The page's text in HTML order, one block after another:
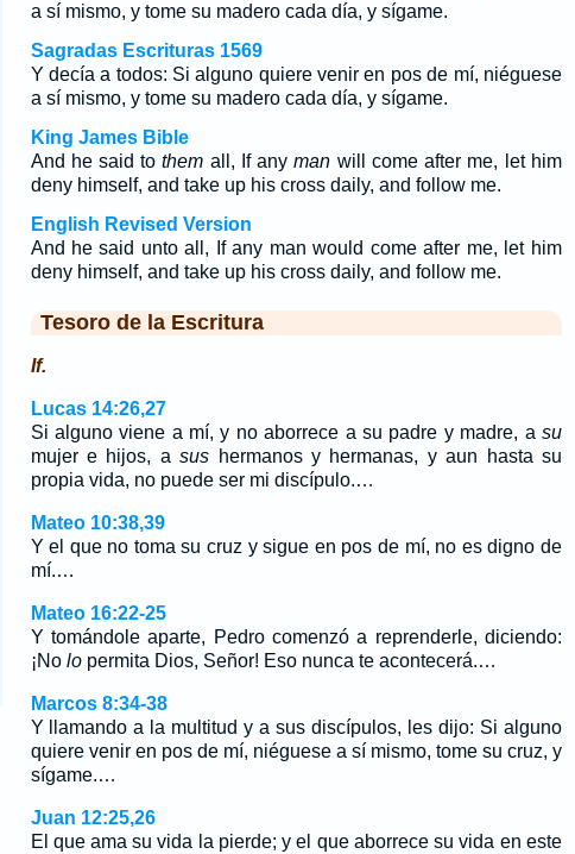
a sí mismo, y tome su madero cada día, y sígame.
Sagradas Escrituras 1569
Y decía a todos: Si alguno quiere venir en pos de mí, niéguese
a sí mismo, y tome su madero cada día, y sígame.
King James Bible
And he said tothem all, If anyman will come after me, let him
deny himself, and take up his cross daily, and follow me.
English Revised Version
And he said unto all, If any man would come after me, let him
deny himself, and take up his cross daily, and follow me.
Tesoro de la Escritura
If.
Lucas 14:26,27
Si alguno viene a mí, y no aborrece a su padre y madre, a su
mujer e hijos, asus hermanos y hermanas, y aun hasta su
propia vida, no puede ser mi discípulo.…
Mateo 10:38,39
Y el que no toma su cruz y sigue en pos de mí, no es digno de
mí.…
Mateo 16:22-25
Y tomándole aparte, Pedro comenzó a reprenderle, diciendo:
¡No lopermita Dios, Señor! Eso nunca te acontecerá.…
Marcos 8:34-38
Y llamando a la multitud y a sus discípulos, les dijo: Si alguno
quiere venir en pos de mí, niéguese a sí mismo, tome su cruz, y
sígame.…
Juan 12:25,26
El que ama su vida la pierde; y el que aborrece su vida en este